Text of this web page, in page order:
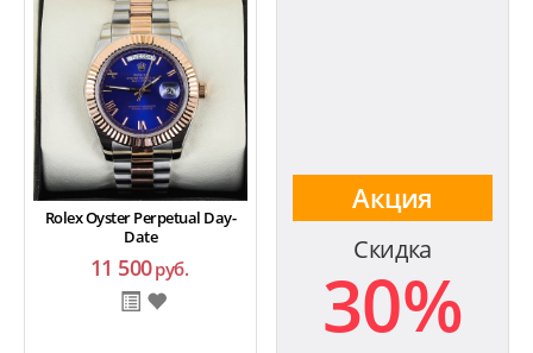
Rolex Oyster Perpetual Day-
Date
11 500руб.
Акция
Скидка
30%